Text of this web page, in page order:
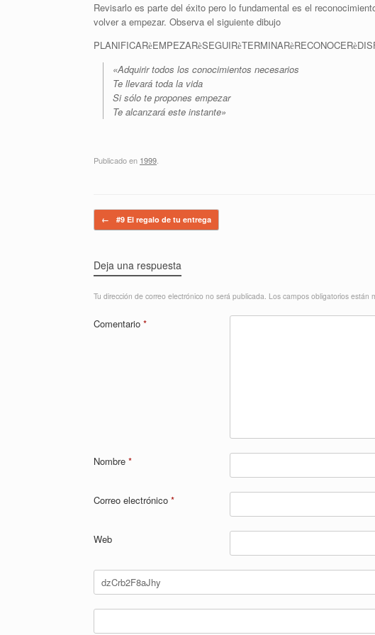
Revisarlo es parte del éxito pero lo fundamental es el
volver a empezar. Observa el siguiente dibujo
PLANIFICARèEMPEZARèSEGUIRèTERMINARèRECONOCERè
«Adquirir todos los conocimientos necesarios
Te llevará toda la vida
Si sólo te propones empezar
Te alcanzará este instante»
Publicado en 1999
Navegador de artículos
← #9 El regalo de tu entrega
Deja una respuesta
Tu dirección de correo electrónico no será publicada. Los campos obligatorios están
Comentario *
Nombre *
Correo electrónico *
Web